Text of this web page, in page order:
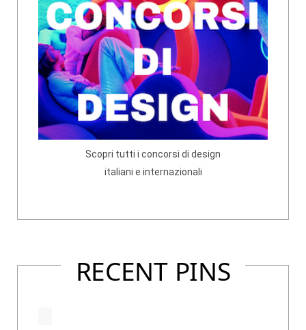
Scopri tutti i concorsi di design
italiani e internazionali
RECENT PINS